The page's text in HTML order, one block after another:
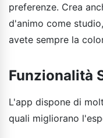
preferenze. Crea
d'animo come
avete sempre la
Funzionalità
L'app dispone di
quali migliorano